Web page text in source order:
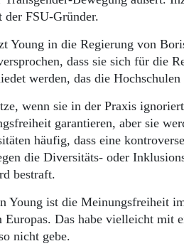
der FSU-Gründer.
Young in die Regierung von
dass sie sich für die
werden, das die
wenn sie in der Praxis
garantieren, aber sie
häufig, dass eine
die Diversitäts- oder
bestraft.
Young ist die Meinungsfreiheit
Europas. Das habe vielleicht
nicht gebe.